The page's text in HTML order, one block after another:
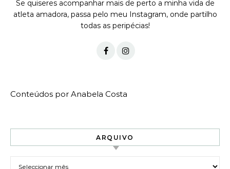
Se quiseres acompanhar mais de perto a minha vida de
atleta amadora, passa pelo meu Instagram, onde partilho
todas as peripécias!
Conteúdos por Anabela Costa
ARQUIVO